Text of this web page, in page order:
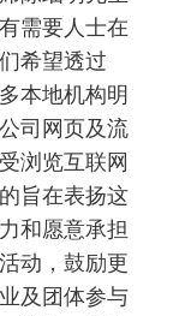
需要人士在
希望透过
本地机构明
司网页及流
浏览互联网
旨在表扬这
和愿意承担
动，鼓励更
及团体参与